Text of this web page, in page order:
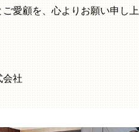
愛顧を、心よりお願い申し上
会社